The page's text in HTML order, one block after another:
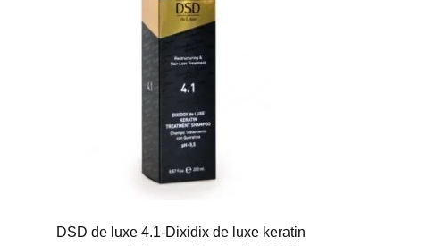
DSD de luxe 4.1-Dixidix de luxe keratin